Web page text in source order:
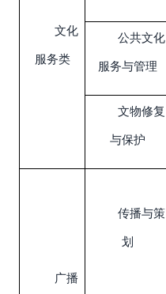
文化
服务类
公共文化
服务与管理
文物修复
与保护
广播
传播与策
划